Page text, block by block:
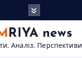
MRIYA news
Аналіз. Перспективи